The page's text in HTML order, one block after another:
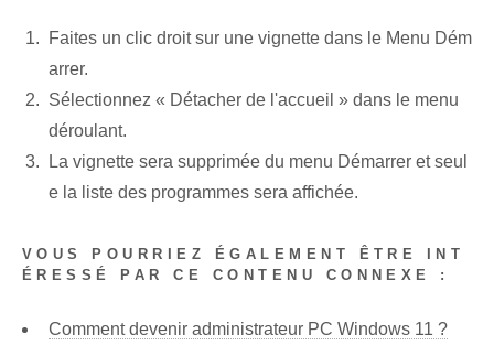
Faites un clic droit⁤ sur ⁤une vignette⁢ dans le ‌Menu Dém
arrer.
Sélectionnez « Détacher de l'accueil » dans le menu
déroulant.
La vignette sera supprimée du menu Démarrer ⁤et seul
e la liste ⁤des programmes sera affichée.
VOUS POURRIEZ ÉGALEMENT ÊTRE INT
ÉRESSÉ PAR CE CONTENU CONNEXE :
Comment devenir administrateur PC Windows 11 ?